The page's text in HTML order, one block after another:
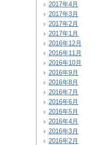
2017年4月
2017年3月
2017年2月
2017年1月
2016年12月
2016年11月
2016年10月
2016年9月
2016年8月
2016年7月
2016年6月
2016年5月
2016年4月
2016年3月
2016年2月